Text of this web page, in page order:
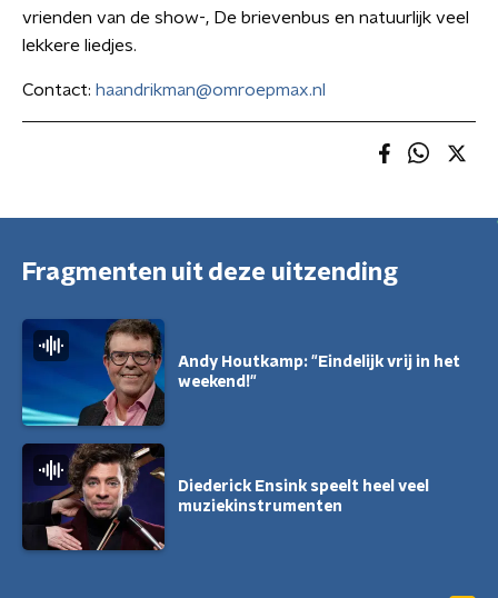
vrienden van de show-, De brievenbus en natuurlijk veel
lekkere liedjes.
Contact: haandrikman@omroepmax.nl
Fragmenten uit deze uitzending
Andy Houtkamp: "Eindelijk vrij in het
weekend!"
Diederick Ensink speelt heel veel
muziekinstrumenten